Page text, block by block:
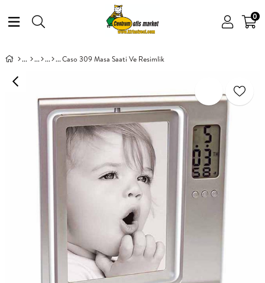
0
Caso 309 Masa Saati Ve Resimlik